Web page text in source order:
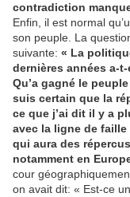
contradiction
Enfin, il est normal
son peuple. La
suivante: « La
dernières années a-
Qu’a gagné le
suis certain que la
ce que j’ai dit il y a
avec la ligne de faille
qui aura des
notamment en
cour
on avait dit: « Est-ce